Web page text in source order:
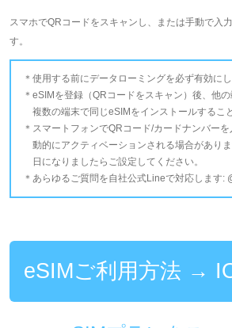
スマホでQRコードをスキャンし、または手動で入
す。
使用する前にデータローミングを必ず有効にし
eSIMを登録（QRコードをスキャン）後、他
複数の端末で同じeSIMをインストールするこ
スマートフォンでQRコード/カードナンバー
動的にアクティベーションされる場合があり
日になりましたらご設定してください。
あらゆるご質問を自社公式Lineで対応します:
eSIMご利用方法 →